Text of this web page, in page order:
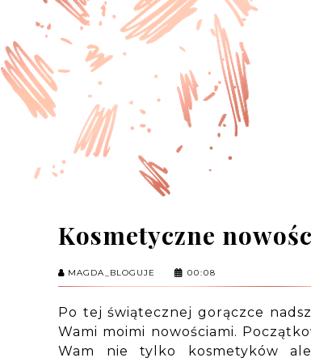
Kosmetyczne
MAGDA_BLOGUJE 00:08
Po tej świątecznej gorączce
Wami moimi nowościami.
Wam nie tylko kosmetyków